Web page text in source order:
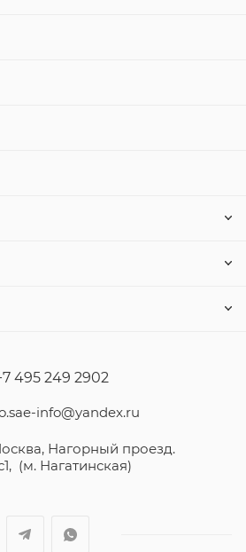
495 249 2902
info@yandex.ru
Нагорный проезд.
(м. Нагатинская)